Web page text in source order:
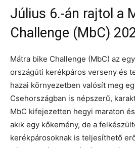
Július 6.-án rajtol a
Challenge (MbC)
Mátra bike Challenge (MbC) az
országúti kerékpáros verseny és
hazai környezetben valósít meg
Csehországban is népszerű,
MbC kifejezetten hegyi maraton
akik egy kőkemény, de a
kerékpárosoknak is teljesíthető